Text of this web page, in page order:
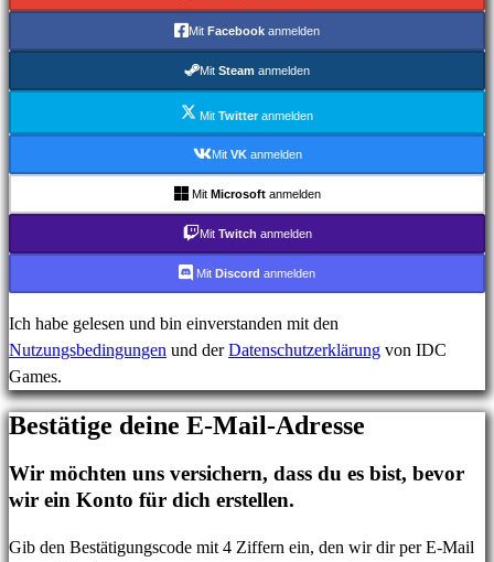
Login
AR
BS
CS
DA
DE
EN
ES
FI
Mit Facebook anmelden
Mit Steam anmelden
MitTwitteranmelden
Mit VKanmelden
Mit Microsoftanmelden
Mit Twitch anmelden
Mit Discord anmelden
Ich habe gelesen und bin einverstanden mit den
Nutzungsbedingungen und derDatenschutzerklärung von IDC
Games.
Bestätige deine E-Mail-Adresse
Wir möchten uns versichern, dass du es bist, bevor
wir ein Konto für dich erstellen.
Gib den Bestätigungscode mit 4 Ziffern ein, den wir dir per E-Mail